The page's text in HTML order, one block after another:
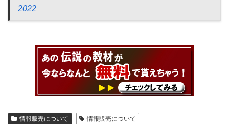
2022
情報販売について 情報販売について